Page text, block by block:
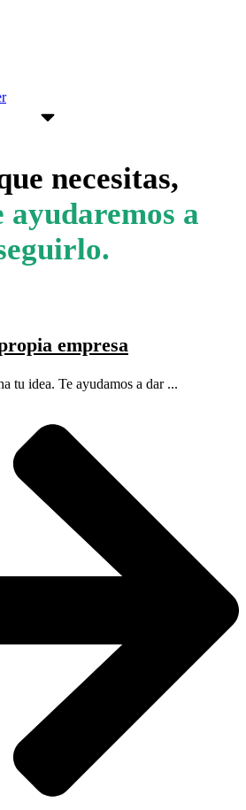
necesitas,
ayudaremos a
empresa
tu idea. Te ayudamos a dar ...